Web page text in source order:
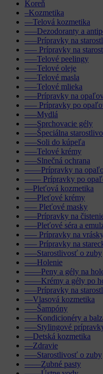
Koreň
–Kozmetika
––Telová kozmetika
–––Dezodoranty a
–––Prípravky na
––– Prípravky na
–––Telové peelingy
–––Telové oleje
–––Telové masla
–––Telové mlieka
–––Prípravky na
––– Prípravky po
–––Mydlá
–––Sprchovacie gély
–––Špeciálna
–––Soli do kúpeľa
–––Telové krémy
–––Slnečná ochrana
––––Prípravky na
–––– Prípravky po
––Pleťová kozmetika
–––Pleťové krémy
––– Pleťové masky
–––Prípravky na
–––Pleťové séra a
––– Prípravky na
––– Prípravky na
–––Starostlivosť o zuby
–––Holenie
––––Peny a gély na
––––Krémy a gély po
–––Prípravky na
––Vlasová kozmetika
–––Šampóny
–––Kondicionéry a
–––Stylingové
––Detská kozmetika
––Zdravie
–––Starostlivosť o zuby
––––Zubné pasty